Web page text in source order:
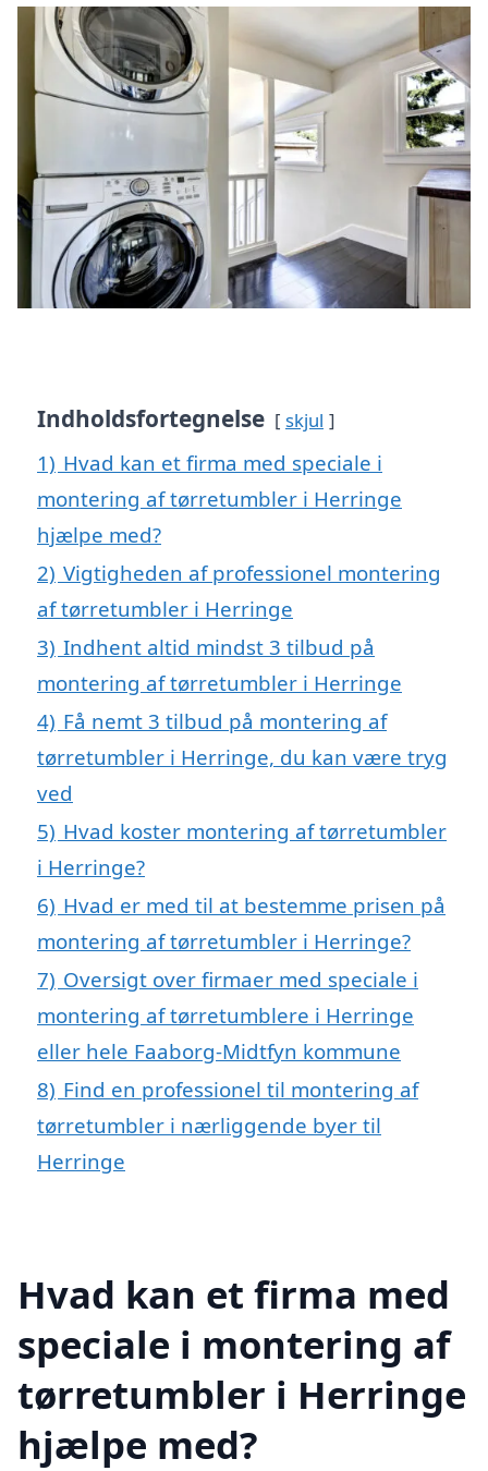
Indholdsfortegnelse skjul
1) Hvad kan et firma med speciale i
montering af tørretumbler i Herringe
hjælpe med?
2) Vigtigheden af professionel montering
af tørretumbler i Herringe
3) Indhent altid mindst 3 tilbud på
montering af tørretumbler i Herringe
4) Få nemt 3 tilbud på montering af
tørretumbler i Herringe, du kan være tryg
ved
5) Hvad koster montering af tørretumbler
i Herringe?
6) Hvad er med til at bestemme prisen på
montering af tørretumbler i Herringe?
7) Oversigt over firmaer med speciale i
montering af tørretumblere i Herringe
eller hele Faaborg-Midtfyn kommune
8) Find en professionel til montering af
tørretumbler i nærliggende byer til
Herringe
Hvad kan et firma med
speciale i montering af
tørretumbler i Herringe
hjælpe med?